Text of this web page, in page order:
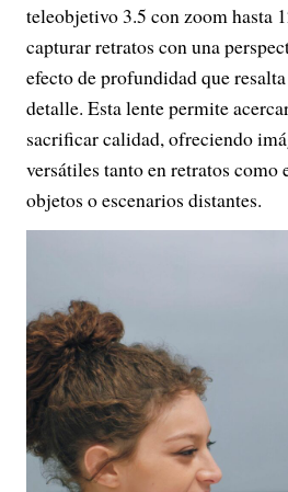
teleobjetivo 3.5 con zoom hasta
capturar retratos con una
efecto de profundidad que
detalle. Esta lente permite
sacrificar calidad, ofreciendo
versátiles tanto en retratos como
objetos o escenarios distantes.